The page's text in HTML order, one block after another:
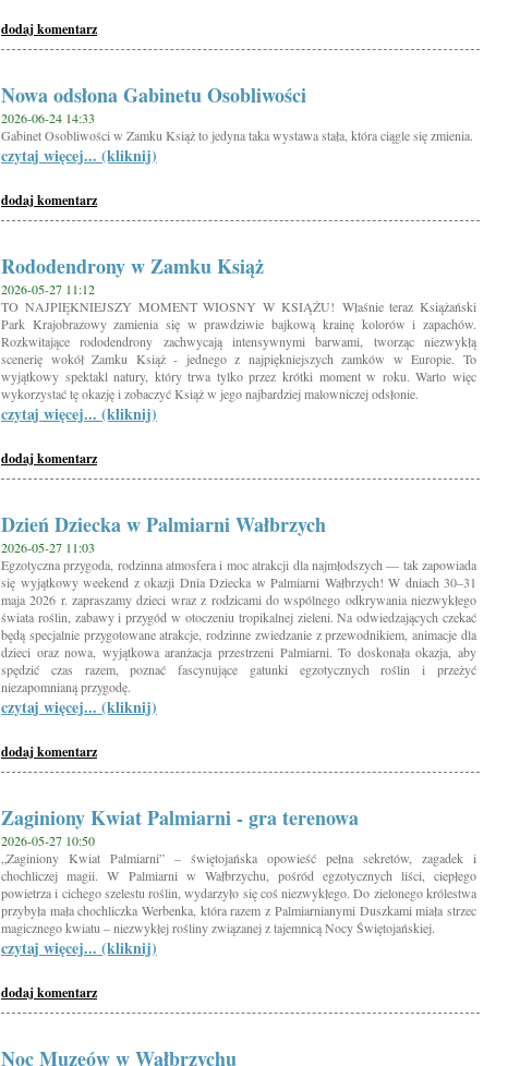
dodaj komentarz
Nowa odsłona Gabinetu Osobliwości
2026-06-24 14:33
Gabinet Osobliwości w Zamku Książ to jedyna taka wystawa stała, która ciągle się zmienia.
czytaj więcej... (kliknij)
dodaj komentarz
Rododendrony w Zamku Książ
2026-05-27 11:12
TO NAJPIĘKNIEJSZY MOMENT WIOSNY W KSIĄŻU! Właśnie teraz Książański
Park Krajobrazowy zamienia się w prawdziwie bajkową krainę kolorów i zapachów.
Rozkwitające rododendrony zachwycają intensywnymi barwami, tworząc niezwykłą
scenerię wokół Zamku Książ - jednego z najpiękniejszych zamków w Europie. To
wyjątkowy spektakl natury, który trwa tylko przez krótki moment w roku. Warto więc
wykorzystać tę okazję i zobaczyć Książ w jego najbardziej malowniczej odsłonie.
czytaj więcej... (kliknij)
dodaj komentarz
Dzień Dziecka w Palmiarni Wałbrzych
2026-05-27 11:03
Egzotyczna przygoda, rodzinna atmosfera i moc atrakcji dla najmłodszych — tak zapowiada
się wyjątkowy weekend z okazji Dnia Dziecka w Palmiarni Wałbrzych! W dniach 30–31
maja 2026 r. zapraszamy dzieci wraz z rodzicami do wspólnego odkrywania niezwykłego
świata roślin, zabawy i przygód w otoczeniu tropikalnej zieleni. Na odwiedzających czekać
będą specjalnie przygotowane atrakcje, rodzinne zwiedzanie z przewodnikiem, animacje dla
dzieci oraz nowa, wyjątkowa aranżacja przestrzeni Palmiarni. To doskonała okazja, aby
spędzić czas razem, poznać fascynujące gatunki egzotycznych roślin i przeżyć
niezapomnianą przygodę.
czytaj więcej... (kliknij)
dodaj komentarz
Zaginiony Kwiat Palmiarni - gra terenowa
2026-05-27 10:50
„Zaginiony Kwiat Palmiarni” – świętojańska opowieść pełna sekretów, zagadek i
chochliczej magii. W Palmiarni w Wałbrzychu, pośród egzotycznych liści, ciepłego
powietrza i cichego szelestu roślin, wydarzyło się coś niezwykłego. Do zielonego królestwa
przybyła mała chochliczka Werbenka, która razem z Palmiarnianymi Duszkami miała strzec
magicznego kwiatu – niezwykłej rośliny związanej z tajemnicą Nocy Świętojańskiej.
czytaj więcej... (kliknij)
dodaj komentarz
Noc Muzeów w Wałbrzychu